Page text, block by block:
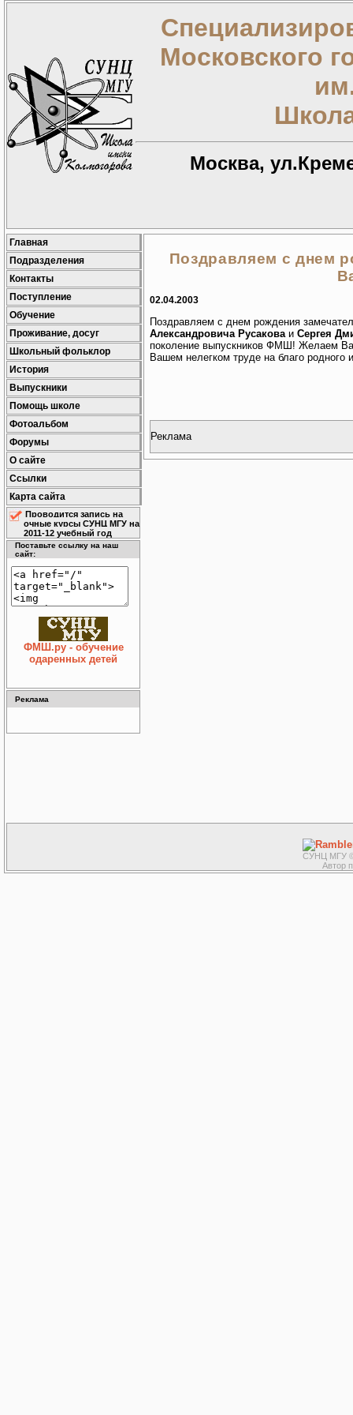
Московского
Москва,
Главная
Подразделения
Контакты
Поступление
Обучение
Проживание, досуг
Школьный фольклор
История
Выпускники
Помощь школе
Фотоальбом
Форумы
О сайте
Ссылки
Карта сайта
Проводится запись на
очные курсы СУНЦ МГУ на
2011-12 учебный год
Поставьте ссылку на наш
сайт:
ФМШ.ру - обучение
одаренных детей
Реклама
Поздравляем с днем
02.04.2003
Поздравляем с днем рождения
Александровича Русаковаи Сергея
поколение выпускников ФМШ! Желаем
Вашем нелегком труде на благо родного
Реклама
СУНЦ МГУ ©
Автор